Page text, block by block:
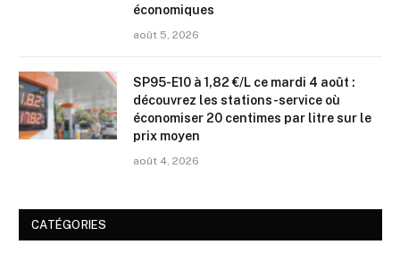
économiques
août 5, 2026
SP95-E10 à 1,82 €/L ce mardi 4 août :
découvrez les stations-service où
économiser 20 centimes par litre sur le
prix moyen
août 4, 2026
CATÉGORIES